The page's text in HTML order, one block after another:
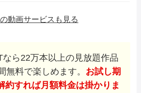
動画サービスも見る
なら22万本以上の見放題作品
無料で楽しめます。 お試し期
約すれば月額料金は掛かりま